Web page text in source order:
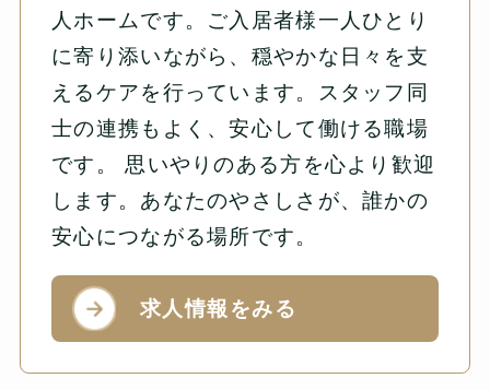
人ホームです。ご入居者様一人ひとり
に寄り添いながら、穏やかな日々を支
えるケアを行っています。スタッフ同
士の連携もよく、安心して働ける職場
です。 思いやりのある方を心より歓迎
します。あなたのやさしさが、誰かの
安心につながる場所です。
求人情報をみる